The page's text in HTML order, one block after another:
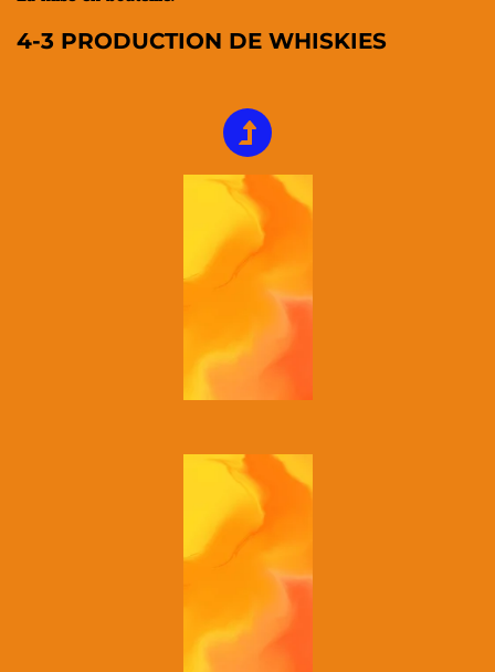
4-3 PRODUCTION DE WHISKIES